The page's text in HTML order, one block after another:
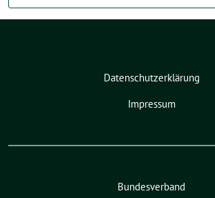
Datenschutzerklärung
Impressum
Bundesverband